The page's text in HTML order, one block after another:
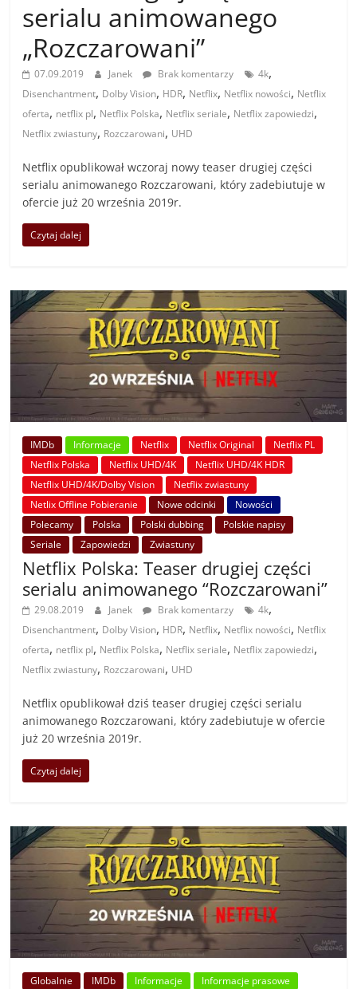
serialu animowanego
„Rozczarowani”
07.09.2019 Janek Brak komentarzy 4k,
Disenchantment, Dolby Vision, HDR, Netflix, Netflix nowości, Netflix
oferta, netflix pl, Netflix Polska, Netflix seriale, Netflix zapowiedzi,
Netflix zwiastuny, Rozczarowani, UHD
Netflix opublikował wczoraj nowy teaser drugiej części
serialu animowanego Rozczarowani, który zadebiutuje w
ofercie już 20 września 2019r.
Czytaj dalej
IMDb Informacje Netflix Netflix Original
Netflix PL
Netflix Polska
Netflix UHD/4K
Netflix UHD/4K HDR
Netflix UHD/4K/Dolby Vision
Netflix zwiastuny
Netlix Offline Pobieranie
Nowe odcinki
Nowości
Polecamy
Polska Polski dubbing
Polskie napisy
Seriale
Zapowiedzi Zwiastuny
Netflix Polska: Teaser drugiej części
serialu animowanego “Rozczarowani”
29.08.2019 Janek Brak komentarzy 4k,
Disenchantment, Dolby Vision, HDR, Netflix, Netflix nowości, Netflix
oferta, netflix pl, Netflix Polska, Netflix seriale, Netflix zapowiedzi,
Netflix zwiastuny, Rozczarowani, UHD
Netflix opublikował dziś teaser drugiej części serialu
animowanego Rozczarowani, który zadebiutuje w ofercie
już 20 września 2019r.
Czytaj dalej
Globalnie IMDb Informacje
Informacje prasowe